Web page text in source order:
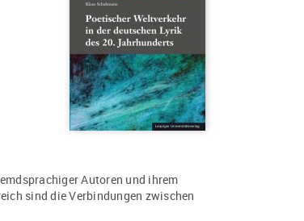
Autoren und ihrem
sind die Verbindungen zwischen